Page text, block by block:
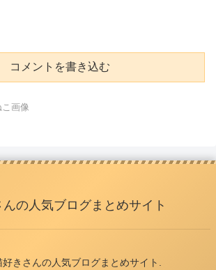
コメントを書き込む
こ画像
の人気ブログまとめサイト
きさんの人気ブログまとめサイト.